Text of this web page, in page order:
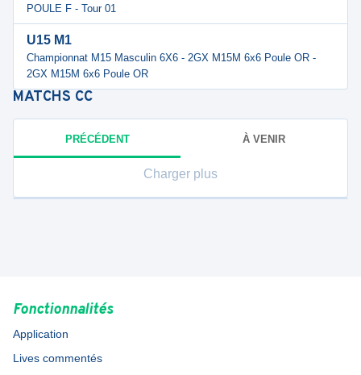
POULE F - Tour 01
U15 M1
Championnat M15 Masculin 6X6 - 2GX M15M 6x6 Poule OR -
2GX M15M 6x6 Poule OR
MATCHS CC
PRÉCÉDENT À VENIR
Charger plus
Fonctionnalités
Application
Lives commentés